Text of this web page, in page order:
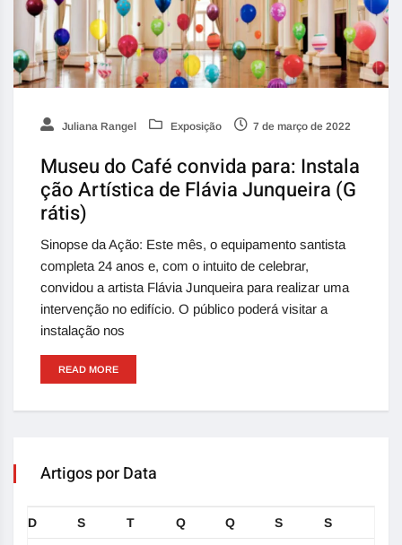
Juliana Rangel Exposição 7 de março de 2022
Museu do Café convida para: Instala
ção Artística de Flávia Junqueira (G
rátis)
Sinopse da Ação: Este mês, o equipamento santista
completa 24 anos e, com o intuito de celebrar,
convidou a artista Flávia Junqueira para realizar uma
intervenção no edifício. O público poderá visitar a
instalação nos
READ MORE
Artigos por Data
D S T Q Q S S